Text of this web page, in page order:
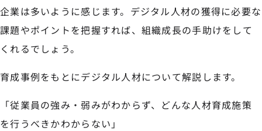
企業は多いように感じます。デジタル人材の獲得に必要な
課題やポイントを把握すれば、組織成長の手助けをして
くれるでしょう。
育成事例をもとにデジタル人材について解説します。
「従業員の強み・弱みがわからず、どんな人材育成施策
を行うべきかわからない」